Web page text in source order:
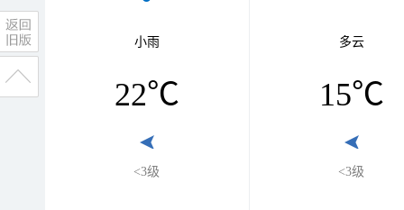
小雨
22℃
<3级
多云
15℃
<3级